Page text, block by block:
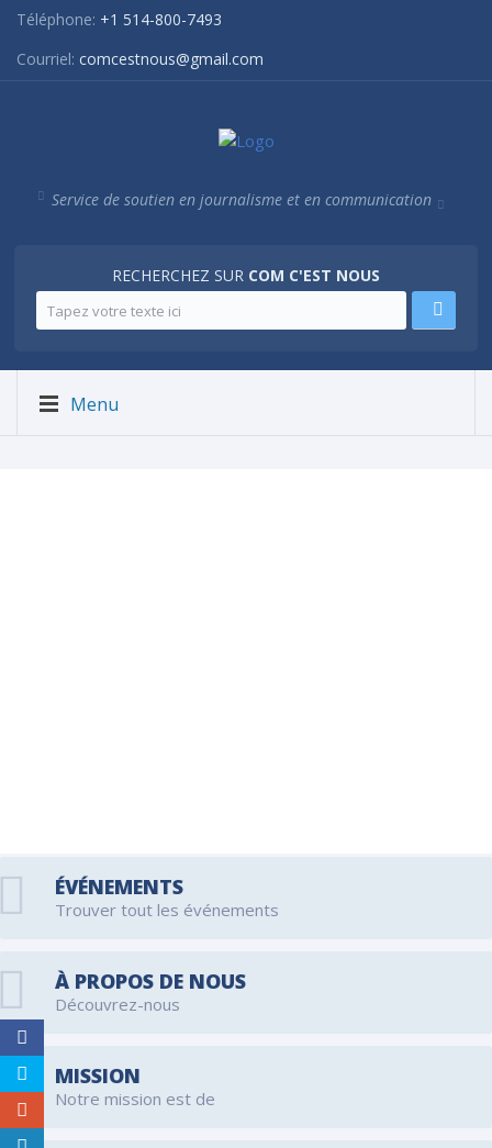
Téléphone: +1 514-800-7493
Courriel: comcestnous@gmail.com
Service de soutien en journalisme et en communication
RECHERCHEZ SUR COM C'EST NOUS
Menu
ÉVÉNEMENTS
Trouver tout les événements
À PROPOS DE NOUS
Découvrez-nous
MISSION
Notre mission est de